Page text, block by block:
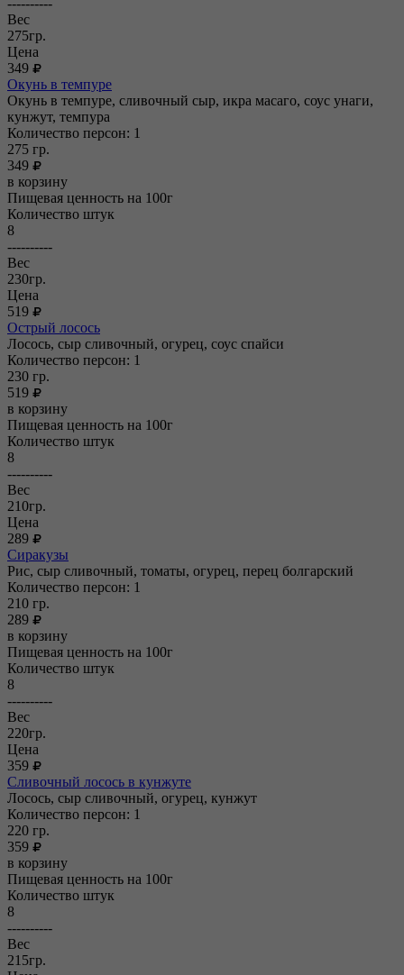
Вес
275гр.
Цена
349
Окунь в темпуре
Окунь в темпуре, сливочный сыр, икра масаго, соус унаги,
кунжут, темпура
Количество персон: 1
275 гр.
349
в корзину
Пищевая ценность на 100г
Количество штук
8
----------
Вес
230гр.
Цена
519
Острый лосось
Лосось, сыр сливочный, огурец, соус спайси
Количество персон: 1
230 гр.
519
в корзину
Пищевая ценность на 100г
Количество штук
8
----------
Вес
210гр.
Цена
289
Сиракузы
Рис, сыр сливочный, томаты, огурец, перец болгарский
Количество персон: 1
210 гр.
289
в корзину
Пищевая ценность на 100г
Количество штук
8
----------
Вес
220гр.
Цена
359
Сливочный лосось в кунжуте
Лосось, сыр сливочный, огурец, кунжут
Количество персон: 1
220 гр.
359
в корзину
Пищевая ценность на 100г
Количество штук
8
----------
Вес
215гр.